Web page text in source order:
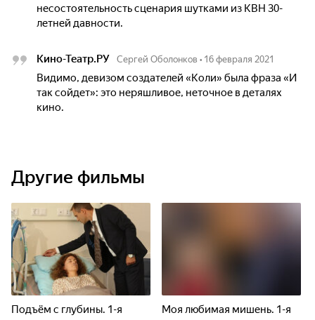
несостоятельность сценария шутками из КВН 30-
летней давности.
Кино-Театр.РУ Сергей Оболонков • 16 февраля 2021
Видимо, девизом создателей «Коли» была фраза «И
так сойдет»: это неряшливое, неточное в деталях
кино.
Другие фильмы
Подъём с глубины. 1-я
Моя любимая мишень. 1-я